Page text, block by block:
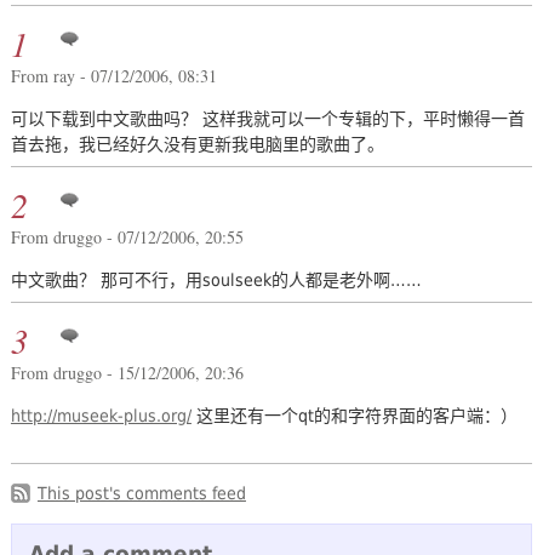
1
From ray - 07/12/2006, 08:31
可以下载到中文歌曲吗？ 这样我就可以一个专辑的下，平时懒得一首
首去拖，我已经好久没有更新我电脑里的歌曲了。
2
From druggo - 07/12/2006, 20:55
中文歌曲？ 那可不行，用soulseek的人都是老外啊……
3
From druggo - 15/12/2006, 20:36
http://museek-plus.org/这里还有一个qt的和字符界面的客户端：）
This post's comments feed